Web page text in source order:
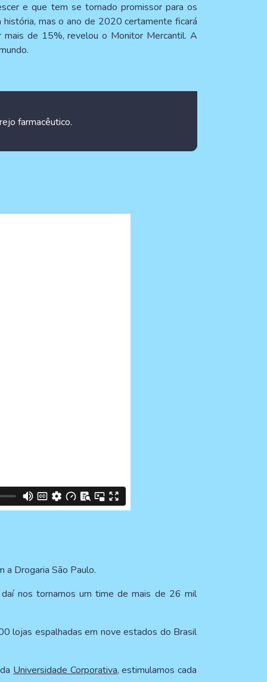
e que tem se tornado promissor para os
mas o ano de 2020 certamente ficará
mais de 15%, revelou o Monitor Mercantil. A
farmacêutico.
Drogaria São Paulo.
nos tornamos um time de mais de 26 mil
lojas espalhadas em nove estados do Brasil
Universidade Corporativa, estimulamos cada